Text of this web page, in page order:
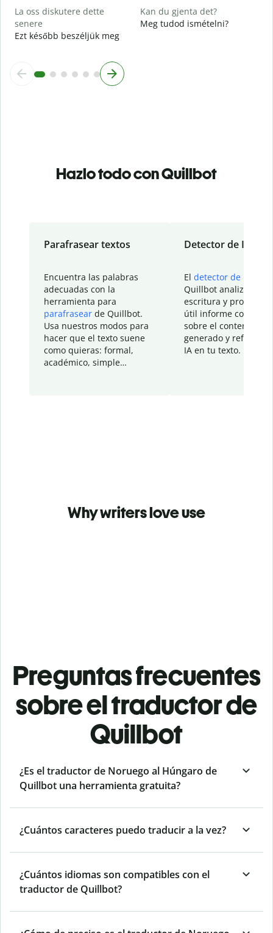
La oss diskutere dette
senere
Ezt később beszéljük meg
Kan du gjenta det?
Meg tudod ismételni?
Hazlo todo con Quillbot
Parafrasear textos
Encuentra las palabras
adecuadas con la
herramienta para
parafrasear de Quillbot.
Usa nuestros modos para
hacer que el texto suene
como quieras: formal,
académico, simple…
Detector de IA
El detector de IA
Quillbot analiza tu
escritura y
útil informe con
sobre el contenido
generado y refinado
IA en tu texto.
Why writers love use
Preguntas frecuentes
sobre el traductor de
Quillbot
¿Es el traductor de Noruego al Húngaro de
Quillbot una herramienta gratuita?
¿Cuántos caracteres puedo traducir a la vez?
¿Cuántos idiomas son compatibles con el
traductor de Quillbot?